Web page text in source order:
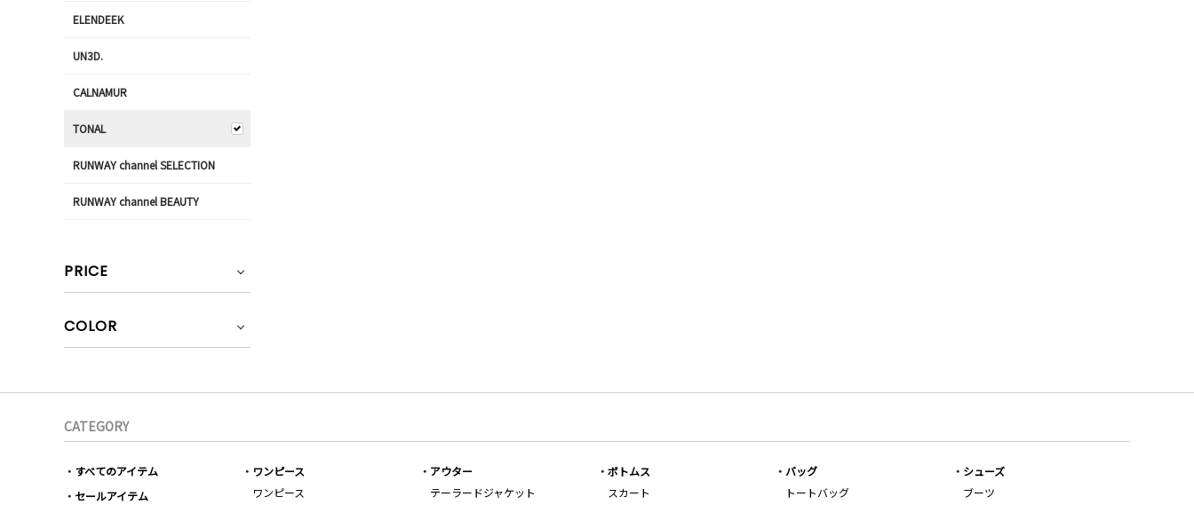
ELENDEEK
UN3D.
CALNAMUR
TONAL
RUNWAY channel SELECTION
RUNWAY channel BEAUTY
PRICE
COLOR
CATEGORY
すべてのアイテム
セールアイテム
ワンピース
ワンピース
アウター
テーラードジャケット
ボトムス
スカート
バッグ
トートバッグ
シューズ
ブーツ